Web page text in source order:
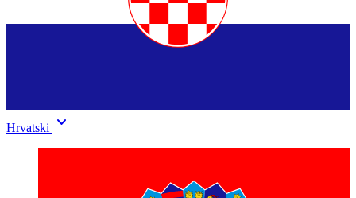
Hrvatski keyboard_arrow_down